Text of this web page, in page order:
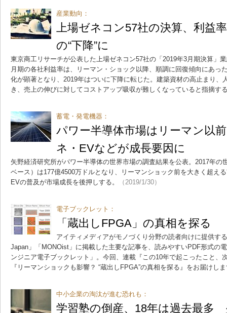
産業動向：
上場ゼネコン57社の決算、利益
の“下降”に
東京商工リサーチが公表した上場ゼネコン57社の「2019年3月期決算」
月期の各社利益率は、リーマン・ショック以降、順調に回復傾向にあっ
化が顕著となり、2019年はついに下降に転じた。建築資材の高止まり、
き、売上の伸びに対してコストアップ吸収が難しくなっていると指摘す
蓄電・発電機器：
パワー半導体市場はリーマン以
ネ・EVなどが成長要因に
矢野経済研究所がパワー半導体の世界市場の調査結果を公表。2017年の
ベース）は177億4500万ドルとなり、リーマンショック前を大きく超え
EVの普及が市場成長を後押しする。
（2019/1/30）
電子ブックレット：
「蔵出しFPGA」の真相を探る
アイティメディアがモノづくり分野の読者向けに提供す
Japan」「MONOist」に掲載した主要な記事を、読みやすいPDF形式の
ンジニア電子ブックレット」。今回、連載『この10年で起こったこと、
『リーマンショックも影響？ “蔵出しFPGA”の真相を探る』をお届けし
中小企業の淘汰が進む恐れも：
学習塾の倒産、18年は過去最多